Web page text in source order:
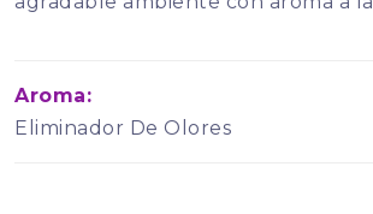
Aroma:
Eliminador De Olores